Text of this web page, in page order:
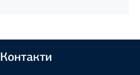
Контакти